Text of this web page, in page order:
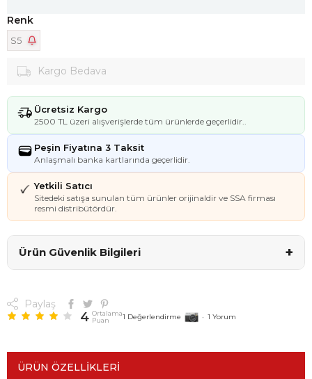
Renk
S5
Kargo Bedava
Ücretsiz Kargo
2500 TL üzeri alışverişlerde tüm ürünlerde geçerlidir..
Peşin Fiyatına 3 Taksit
Anlaşmalı banka kartlarında geçerlidir.
Yetkili Satıcı
Sitedeki satışa sunulan tüm ürünler orijinaldir ve SSA firması
resmi distribütördür.
Ürün Güvenlik Bilgileri +
Paylaş
4 Ortalama
Puan
1 Değerlendirme • 1 Yorum
ÜRÜN ÖZELLIKLERI